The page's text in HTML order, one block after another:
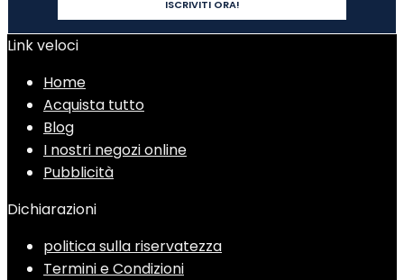
Link veloci
Home
Acquista tutto
Blog
I nostri negozi online
Pubblicità
Dichiarazioni
politica sulla riservatezza
Termini e Condizioni